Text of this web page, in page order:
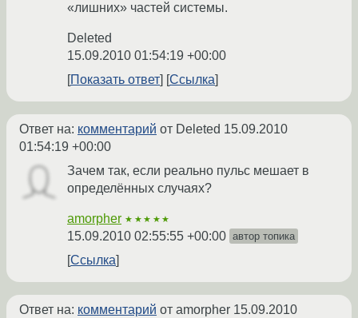
«лишних» частей системы.
Deleted
15.09.2010 01:54:19 +00:00
Показать ответ
Ссылка
Ответ на: комментарий от Deleted 15.09.2010
01:54:19 +00:00
Зачем так, если реально пульс мешает в
определённых случаях?
amorpher ★★★★★
15.09.2010 02:55:55 +00:00 автор топика
Ссылка
Ответ на: комментарий от amorpher 15.09.2010